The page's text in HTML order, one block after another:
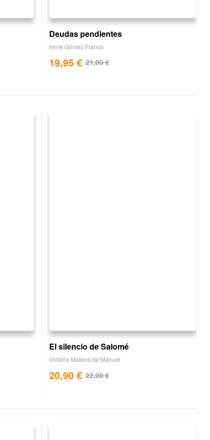
Deudas pendientes
Irene Gómez Franco
21,00€
19,95 €
El silencio de Salomé
Victoria Mateos de Manuel
22,00€
20,90 €